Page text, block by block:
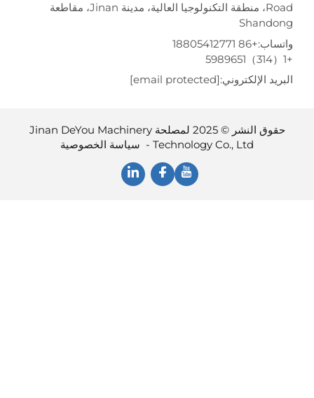
Road، منطقة التكنولوجيا العالية، مدينة Jinan، مقاطعة
+86 18805412771
الإلكتروني:[email protected]
حقوق النشر © 2025 لمصلحة Jinan DeYou Machinery
Technology Co., Ltd -
سياسة الخصوصية